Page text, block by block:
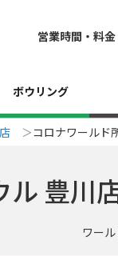
営業時間・料金
ボウリング
コロナワールド
ル 豊川
ワー